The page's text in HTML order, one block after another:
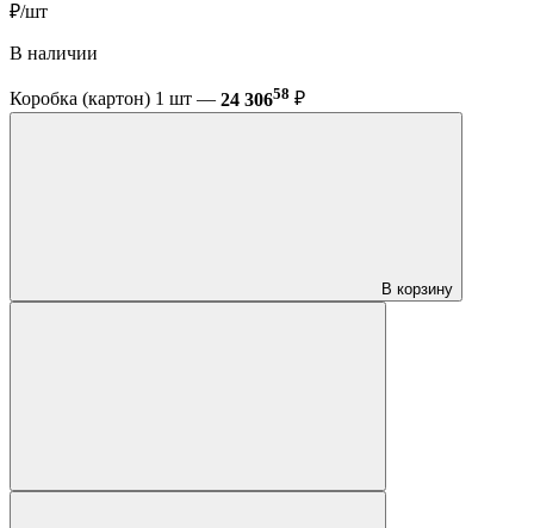
₽/шт
В наличии
Коробка (картон) 1 шт — 24 30658 ₽
В корзину